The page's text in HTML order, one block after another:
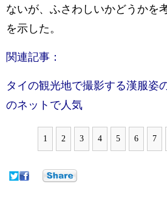
ないが、ふさわしいかどうかを
を示した。
関連記事：
タイの観光地で撮影する漢服姿
のネットで人気
1 2 3 4 5 6 7